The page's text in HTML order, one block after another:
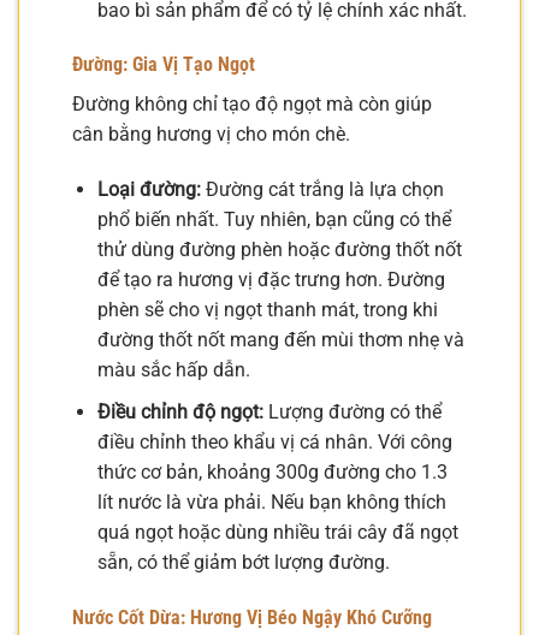
bao bì sản phẩm để có tỷ lệ chính xác nhất.
Đường: Gia Vị Tạo Ngọt
Đường không chỉ tạo độ ngọt mà còn giúp
cân bằng hương vị cho món chè.
Loại đường:Đường cát trắng là lựa chọn
phổ biến nhất. Tuy nhiên, bạn cũng có thể
thử dùng đường phèn hoặc đường thốt nốt
để tạo ra hương vị đặc trưng hơn. Đường
phèn sẽ cho vị ngọt thanh mát, trong khi
đường thốt nốt mang đến mùi thơm nhẹ và
màu sắc hấp dẫn.
Điều chỉnh độ ngọt:Lượng đường có thể
điều chỉnh theo khẩu vị cá nhân. Với công
thức cơ bản, khoảng 300g đường cho 1.3
lít nước là vừa phải. Nếu bạn không thích
quá ngọt hoặc dùng nhiều trái cây đã ngọt
sẵn, có thể giảm bớt lượng đường.
Nước Cốt Dừa: Hương Vị Béo Ngậy Khó Cưỡng